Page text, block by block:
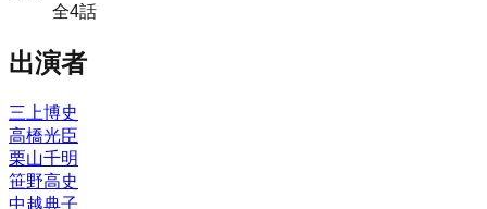
全4話
出演者
三上博史
高橋光臣
栗山千明
笹野高史
中越典子